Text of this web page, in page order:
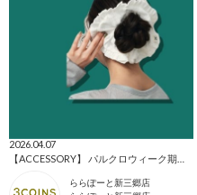
2026.04.07
ららぽーと新三郷店